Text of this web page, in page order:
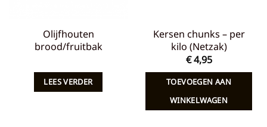
Olijfhouten
brood/fruitbak
LEES VERDER
Kersen chunks – per
kilo (Netzak)
€4,95
TOEVOEGEN AAN
WINKELWAGEN